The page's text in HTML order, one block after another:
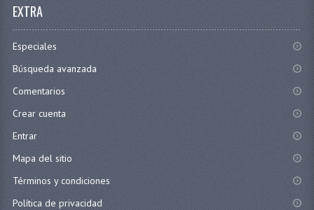
EXTRA
Especiales
Búsqueda avanzada
Comentarios
Crear cuenta
Entrar
Mapa del sitio
Términos y condiciones
Política de privacidad